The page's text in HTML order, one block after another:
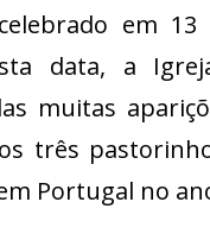
em
data, a
muitas
três
Portugal no